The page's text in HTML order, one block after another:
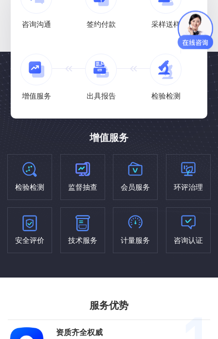
咨询沟通 签约付款 采样送样
增值服务 出具报告 检验检测
增值服务
检验检测 监督抽查 会员服务 环评治理
安全评价 技术服务 计量服务 咨询认证
服务优势
资质齐全权威